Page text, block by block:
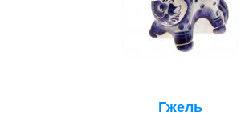
Гжель